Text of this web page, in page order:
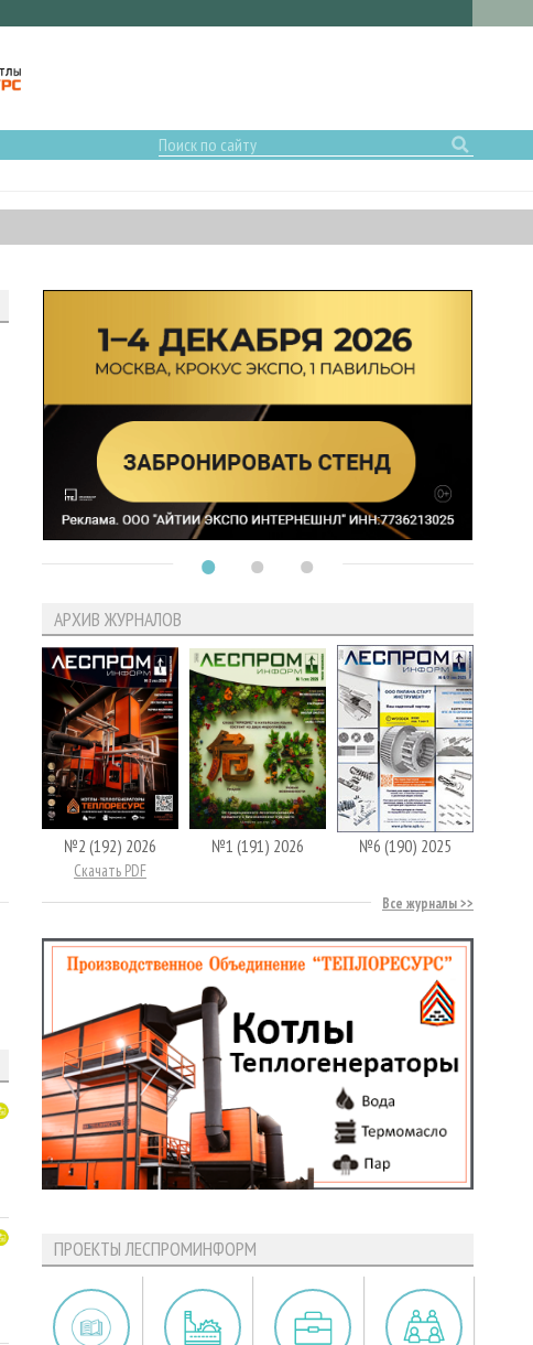
АРХИВ ЖУРНАЛОВ
№2 (192) 2026
Скачать PDF
№1 (191) 2026 №6 (190) 2025
Все журналы
ПРОЕКТЫ ЛЕСПРОМИНФОРМ